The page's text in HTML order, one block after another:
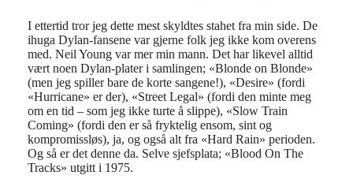
I ettertid tror jeg dette mest skyldtes stahet fra min side. De
ihuga Dylan-fansene var gjerne folk jeg ikke kom overens
med. Neil Young var mer min mann. Det har likevel alltid
vært noen Dylan-plater i samlingen; «Blonde on Blonde»
(men jeg spiller bare de korte sangene!), «Desire» (fordi
«Hurricane» er der), «Street Legal» (fordi den minte meg
om en tid – som jeg ikke turte å slippe), «Slow Train
Coming» (fordi den er så fryktelig ensom, sint og
kompromissløs), ja, og også alt fra «Hard Rain» perioden.
Og så er det denne da. Selve sjefsplata; «Blood On The
Tracks» utgitt i 1975.